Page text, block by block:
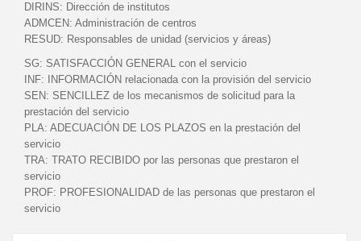
DIRINS: Dirección de institutos
ADMCEN: Administración de centros
RESUD: Responsables de unidad (servicios y áreas)
SG: SATISFACCIÓN GENERAL con el servicio
INF:
INFORMACIÓN relacionada con la provisión del servicio
SEN: SENCILLEZ de los mecanismos de solicitud para la
prestación del servicio
PLA: ADECUACIÓN DE LOS PLAZOS en la prestación del
servicio
TRA: TRATO RECIBIDO por las personas que prestaron el
servicio
PROF: PROFESIONALIDAD de las personas que prestaron el
servicio